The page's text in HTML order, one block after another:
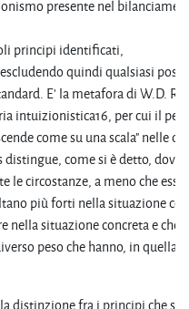
presente nel
principi identificati,
quindi qualsiasi
E' la metafora di W.D.
intuizionistica16, per cui il
come su una scala" nelle
come si è detto, doveri
le circostanze, a meno che essi
più forti nella situazione
nella situazione concreta e che
peso che hanno, in quella
distinzione fra i principi che si